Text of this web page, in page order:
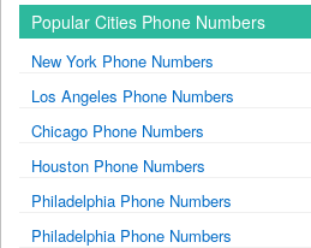
Popular Cities Phone Numbers
New York Phone Numbers
Los Angeles Phone Numbers
Chicago Phone Numbers
Houston Phone Numbers
Philadelphia Phone Numbers
Philadelphia Phone Numbers